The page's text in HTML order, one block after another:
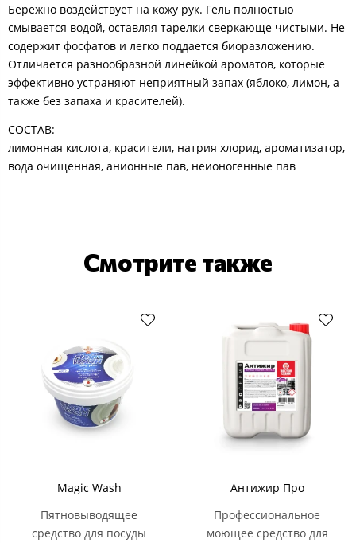
Бережно воздействует на кожу рук. Гель полностью
смывается водой, оставляя тарелки сверкающе чистыми. Не
содержит фосфатов и легко поддается биоразложению.
Отличается разнообразной линейкой ароматов, которые
эффективно устраняют неприятный запах (яблоко, лимон, а
также без запаха и красителей).
СОСТАВ:
лимонная кислота, красители, натрия хлорид, ароматизатор,
вода очищенная, анионные пав, неионогенные пав
Смотрите также
Magic Wash
Пятновыводящее
средство для посуды
Антижир Про
Профессиональное
моющее средство для